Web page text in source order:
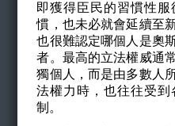
即獲得臣民的習慣性
慣，也未必就會延續至
也很難認定哪個人是奧
者。最高的立法權威通
獨個人，而是由多數人
法權力時，也往往受
制。